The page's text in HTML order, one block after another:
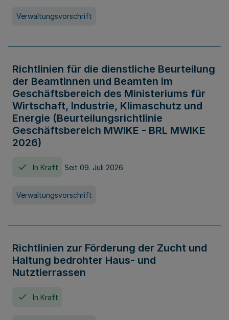
Verwaltungsvorschrift
Richtlinien für die dienstliche Beurteilung
der Beamtinnen und Beamten im
Geschäftsbereich des Ministeriums für
Wirtschaft, Industrie, Klimaschutz und
Energie (Beurteilungsrichtlinie
Geschäftsbereich MWIKE - BRL MWIKE
2026)
In Kraft Seit 09. Juli 2026
Verwaltungsvorschrift
Richtlinien zur Förderung der Zucht und
Haltung bedrohter Haus- und
Nutztierrassen
In Kraft